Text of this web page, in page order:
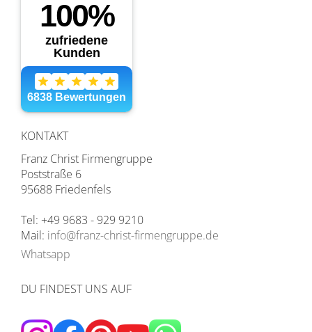
KONTAKT
Franz Christ Firmengruppe
Poststraße 6
95688 Friedenfels
Tel: +49 9683 - 929 9210
Mail: info@franz-christ-firmengruppe.de
Whatsapp
DU FINDEST UNS AUF